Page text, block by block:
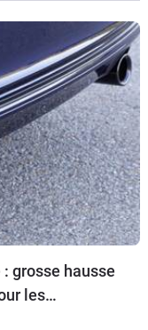
grosse hausse
les